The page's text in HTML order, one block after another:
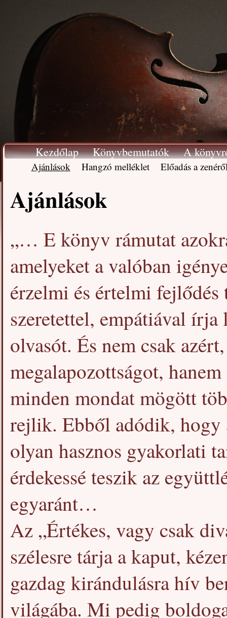
Kezdőlap Könyvbemutatók A
Ajánlások Hangzó melléklet Előadás a
Ajánlások
„… E könyv rámutat
amelyeket a valóban
érzelmi és értelmi
szeretettel, empátiával írja
olvasót. És nem csak
megalapozottságot,
minden mondat mögött
rejlik. Ebből adódik, hogy
olyan hasznos gyakorlati
érdekessé teszik az
egyaránt…
Az „Értékes, vagy csak
szélesre tárja a kaput,
gazdag kirándulásra hív
világába. Mi pedig